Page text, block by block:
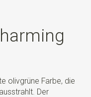
olivgrüne Farbe, die
Der